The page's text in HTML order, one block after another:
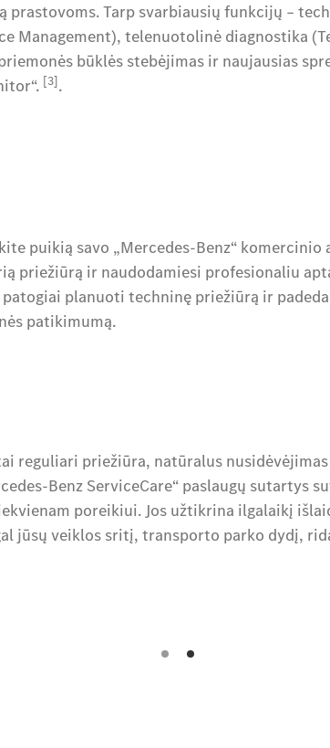
prastovoms. Tarp svarbiausių funkcijų –
Management), telenuotolinė diagnostika
būklės stebėjimas ir naujausias
[3].
puikią savo „Mercedes-Benz“
priežiūrą ir naudodamiesi profesionaliu
patogiai planuoti techninę priežiūrą ir
patikimumą.
reguliari priežiūra, natūralus
Benz ServiceCare“ paslaugų sutartys
poreikiui. Jos užtikrina ilgalaikį
jūsų veiklos sritį, transporto parko dydį,